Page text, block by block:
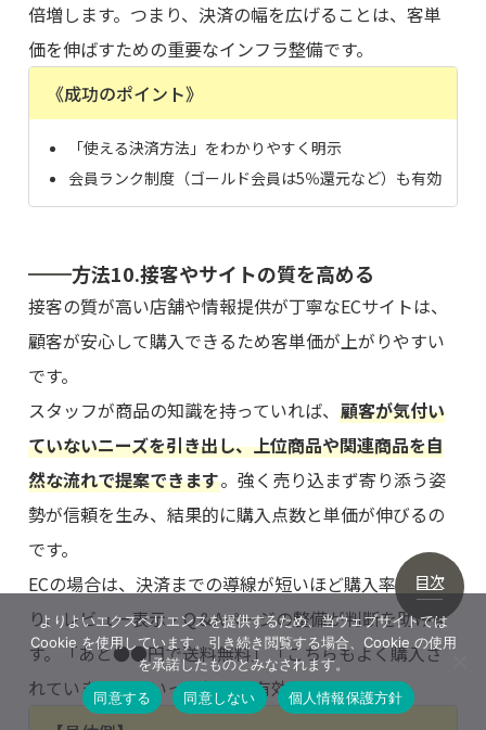
倍増します。つまり、決済の幅を広げることは、客単
価を伸ばすための重要なインフラ整備です。
《成功のポイント》
「使える決済方法」をわかりやすく明示
会員ランク制度（ゴールド会員は5％還元など）も有効
方法10.接客やサイトの質を高める
接客の質が高い店舗や情報提供が丁寧なECサイトは、
顧客が安心して購入できるため客単価が上がりやすい
です。
スタッフが商品の知識を持っていれば、顧客が気付い
ていないニーズを引き出し、上位商品や関連商品を自
然な流れで提案できます。強く売り込まず寄り添う姿
勢が信頼を生み、結果的に購入点数と単価が伸びるの
です。
ECの場合は、決済までの導線が短いほど購入率が上が
り、レビュー表示・Q＆Aページの整備が判断を助けま
す。「あと●●円で送料無料」「こちらもよく購入さ
れています」といった提示も有効です。
目次
よりよいエクスペリエンスを提供するため、当ウェブサイトでは
Cookie を使用しています。引き続き閲覧する場合、Cookie の使用
を承諾したものとみなされます。
同意する
同意しない 個人情報保護方針